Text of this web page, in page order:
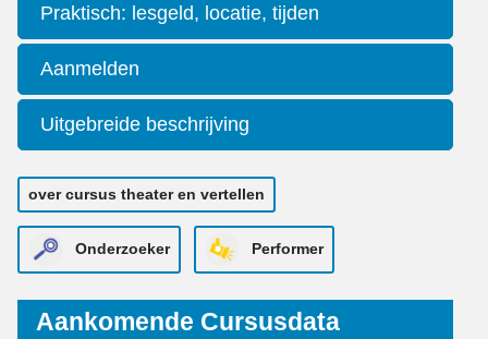
Praktisch: lesgeld, locatie, tijden
Aanmelden
Uitgebreide beschrijving
over cursus theater en vertellen
Onderzoeker Performer
Aankomende Cursusdata